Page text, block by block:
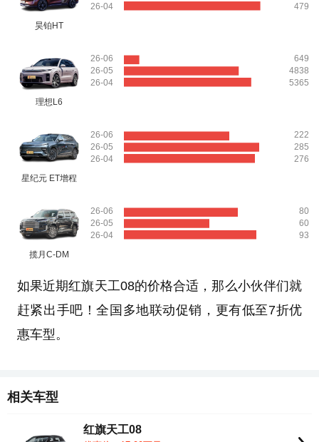
昊铂HT
26-04
479
理想L6
26-06
26-05
26-04
649
4838
5365
星纪元 ET增程
26-06
26-05
26-04
222
285
276
揽月C-DM
26-06
26-05
26-04
80
60
93
如果近期红旗天工08的价格合适，那么小伙伴们就
赶紧出手吧！全国多地联动促销，更有低至7折优
惠车型。
相关车型
红旗天工08